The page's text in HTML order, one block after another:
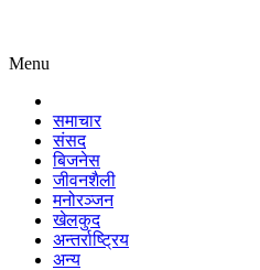
Menu
समाचार
संसद
बिजनेस
जीवनशैली
मनोरञ्जन
खेलकुद
अन्तर्राष्ट्रिय
अन्य